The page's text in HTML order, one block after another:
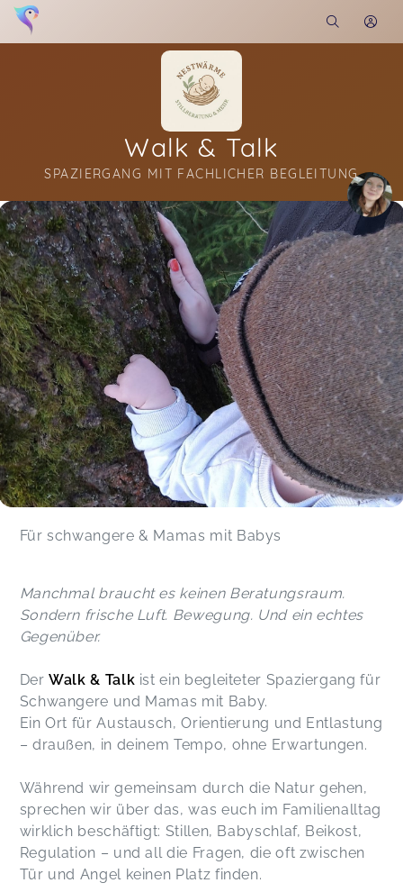
Walk & Talk
SPAZIERGANG MIT FACHLICHER BEGLEITUNG
Soon you will learn more about me here...
Für schwangere & Mamas mit Babys
Manchmal braucht es keinen Beratungsraum.
Sondern frische Luft. Bewegung. Und ein echtes
Gegenüber.
DerWalk & Talk ist ein begleiteter Spaziergang für
Schwangere und Mamas mit Baby.
Ein Ort für Austausch, Orientierung und Entlastung
– draußen, in deinem Tempo, ohne Erwartungen.
Während wir gemeinsam durch die Natur gehen,
sprechen wir über das, was euch im Familienalltag
wirklich beschäftigt: Stillen, Babyschlaf, Beikost,
Regulation – und all die Fragen, die oft zwischen
Tür und Angel keinen Platz finden.